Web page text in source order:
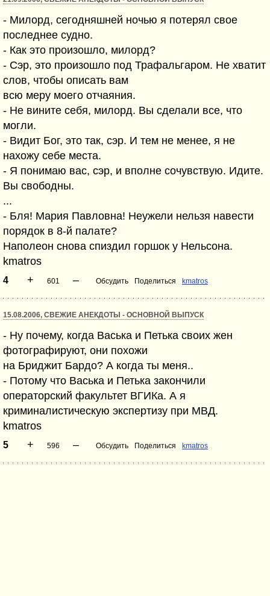
- Милорд, сегодняшней ночью я потерял свое
последнее судно.
- Как это произошло, милорд?
- Сэр, это произошло под Трафальгаром. Не хватит
слов, чтобы описать вам
всю меру моего отчаяния.
- Не вините себя, милорд. Вы сделали все, что
могли.
- Видит Бог, это так, сэр. И тем не менее, я не
нахожу себе места.
- Я понимаю вас, сэр, и вполне сочувствую. Идите.
Вы свободны.
...
- Бля! Мария Павловна! Неужели нельзя навести
порядок в 8-й палате?
Наполеон снова спиздил горшок у Нельсона.
kmatros
4 + 601 – Обсудить Поделиться kmatros
15.08.2006, СВЕЖИЕ АНЕКДОТЫ - ОСНОВНОЙ ВЫПУСК
- Ну почему, когда Васька и Петька своих жен
фотографируют, они похожи
на Бриджит Бардо? А когда ты меня..
- Потому что Васька и Петька закончили
операторский факультет ВГИКа. А я
криминалистическую экспертизу при МВД.
kmatros
5 + 596 – Обсудить Поделиться kmatros